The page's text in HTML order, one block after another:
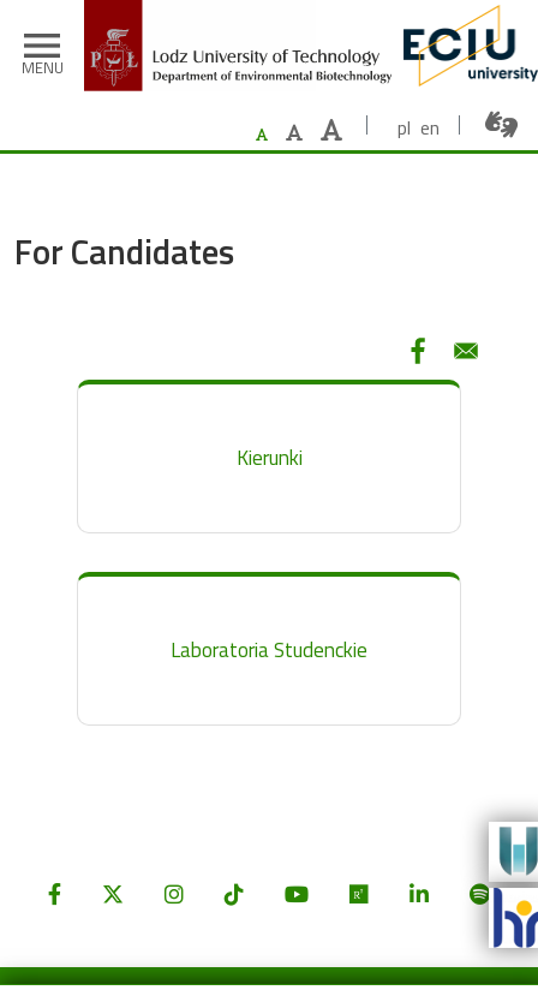
menu
MENU
pl en
For Candidates
Kierunki
Laboratoria Studenckie